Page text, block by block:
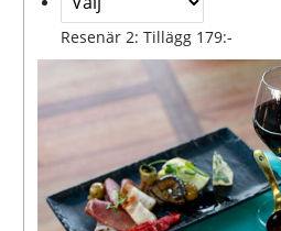
Resenär 2: Tillägg 179:-